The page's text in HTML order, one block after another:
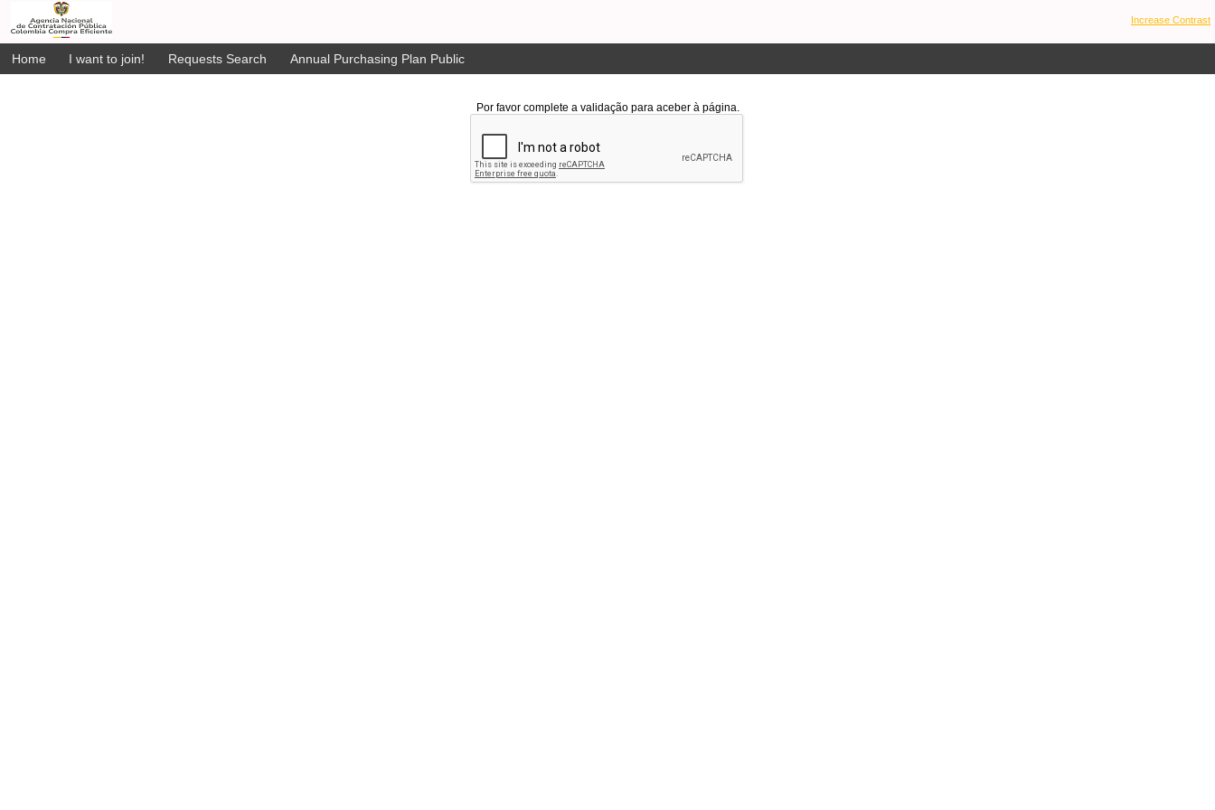
Increase Contrast
Home I want to join! Requests Search Annual Purchasing Plan Public
Por favor complete a validação para aceber à página.